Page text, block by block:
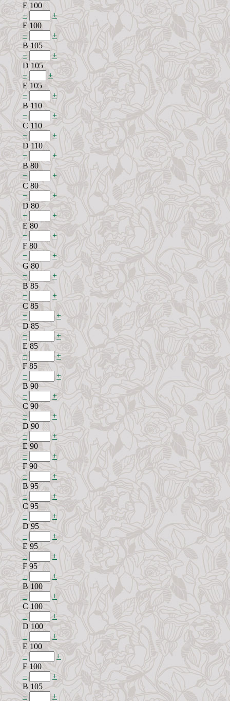
E 100
−
+
F 100
−
+
B 105
−
+
D 105
−
+
E 105
−
+
B 110
−
+
C 110
−
+
D 110
−
+
B 80
−
+
C 80
−
+
D 80
−
+
E 80
−
+
F 80
−
+
G 80
−
+
B 85
−
+
C 85
−
+
D 85
−
+
E 85
−
+
F 85
−
+
B 90
−
+
C 90
−
+
D 90
−
+
E 90
−
+
F 90
−
+
B 95
−
+
C 95
−
+
D 95
−
+
E 95
−
+
F 95
−
+
B 100
−
+
C 100
−
+
D 100
−
+
E 100
−
+
F 100
−
+
B 105
−
+